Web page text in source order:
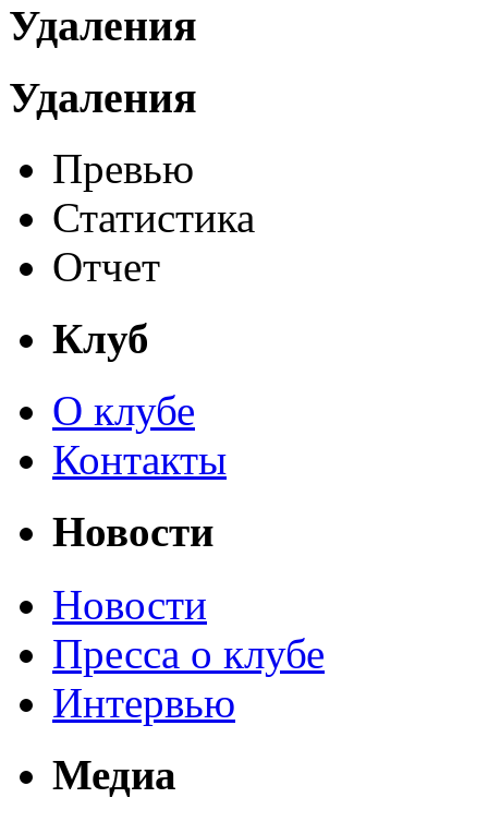
Удаления
Удаления
Превью
Статистика
Отчет
Клуб
О клубе
Контакты
Новости
Новости
Пресса о клубе
Интервью
Медиа